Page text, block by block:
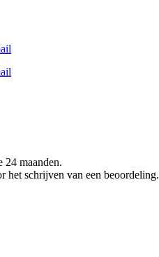
24 maanden.
het schrijven van een beoordeling.